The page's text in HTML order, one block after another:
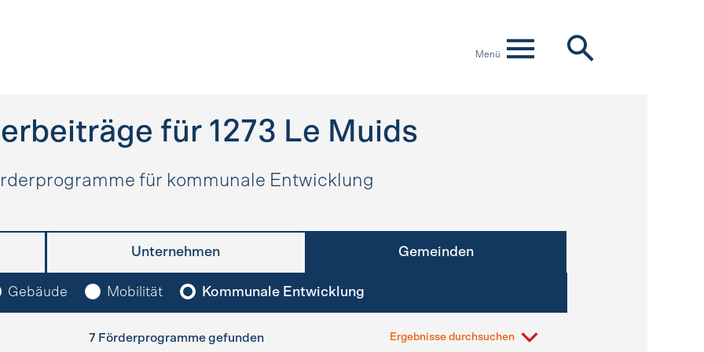
Menü
für 1273 Le Muids
für kommunale Entwicklung
Unternehmen Gemeinden
Gebäude Mobilität Kommunale Entwicklung
7 Förderprogramme gefunden Ergebnisse durchsuchen